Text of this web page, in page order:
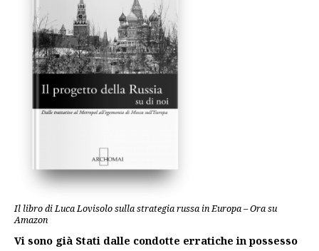
Il libro di Luca Lovisolo sulla strategia russa in Europa – Ora su
Amazon
Vi sono già Stati dalle condotte erratiche in possesso